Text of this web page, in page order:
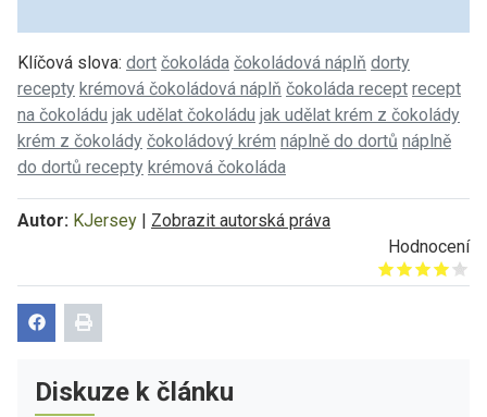
Klíčová slova: dort čokoláda čokoládová náplň dorty
recepty krémová čokoládová náplň čokoláda recept recept
na čokoládu jak udělat čokoládu jak udělat krém z čokolády
krém z čokolády čokoládový krém náplně do dortů náplně
do dortů recepty krémová čokoláda
Autor: KJersey | Zobrazit autorská práva
Hodnocení
Give it 1/5
Give it 2/5
Give it 3/5
Give it 4/5
Give it 5/5
Diskuze k článku